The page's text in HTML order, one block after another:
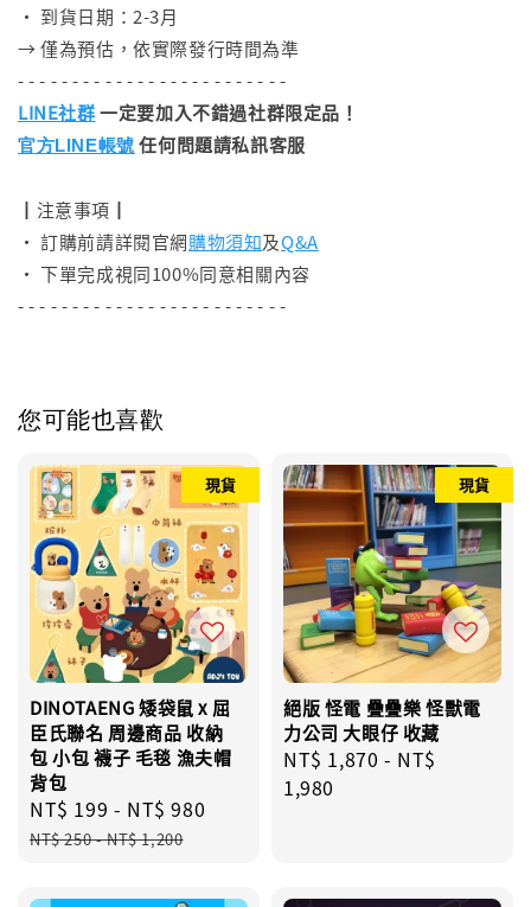
• 到貨日期：2-3月
→ 僅為預估，依實際發行時間為準
- - - - - - - - - - - - - - - - - - - - - - - - -
LINE社群一定要加入不錯過社群限定品！
官方LINE帳號 任何問題請私訊客服
┃注意事項┃
• 訂購前請詳閱官網購物須知及Q&A
• 下單完成視同100%同意相關內容
- - - - - - - - - - - - - - - - - - - - - - - - -
您可能也喜歡
現貨
DINOTAENG 矮袋鼠 x 屈
臣氏聯名 周邊商品 收納
包 小包 襪子 毛毯 漁夫帽
背包
Sale
price
NT$ 199 - NT$ 980
NT$ 250-NT$ 1,200
現貨
絕版 怪電 疊疊樂 怪獸電
力公司 大眼仔 收藏
Regular
price
NT$ 1,870 - NT$
1,980